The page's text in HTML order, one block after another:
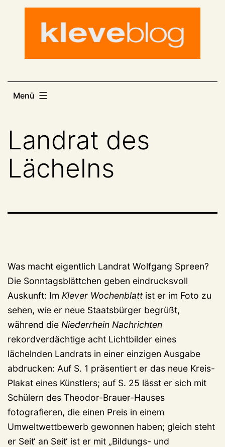
Menü
Landrat des
Lächelns
Was macht eigentlich Landrat Wolfgang Spreen?
Die Sonntagsblättchen geben eindrucksvoll
Auskunft: Im Klever Wochenblattist er im Foto zu
sehen, wie er neue Staatsbürger begrüßt,
während die Niederrhein Nachrichten
rekordverdächtige acht Lichtbilder eines
lächelnden Landrats in einer einzigen Ausgabe
abdrucken: Auf S. 1 präsentiert er das neue Kreis-
Plakat eines Künstlers; auf S. 25 lässt er sich mit
Schülern des Theodor-Brauer-Hauses
fotografieren, die einen Preis in einem
Umweltwettbewerb gewonnen haben; gleich steht
er Seit‘ an Seit‘ ist er mit „Bildungs- und